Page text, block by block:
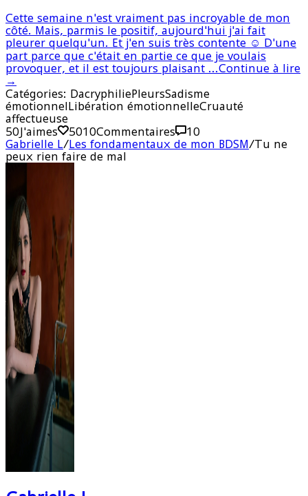
Cette semaine n'est vraiment pas incroyable de mon
côté. Mais, parmis le positif, aujourd'hui j'ai fait
pleurer quelqu'un. Et j'en suis très contente ☺️ D'une
part parce que c'était en partie ce que je voulais
provoquer, et il est toujours plaisant ...Continue à lire
→
Catégories: DacryphiliePleursSadisme
émotionnelLibération émotionnelleCruauté
affectueuse
50J'aimes 5010Commentaires
10
Gabrielle L/Les fondamentaux de mon BDSM/Tu ne
peux rien faire de mal